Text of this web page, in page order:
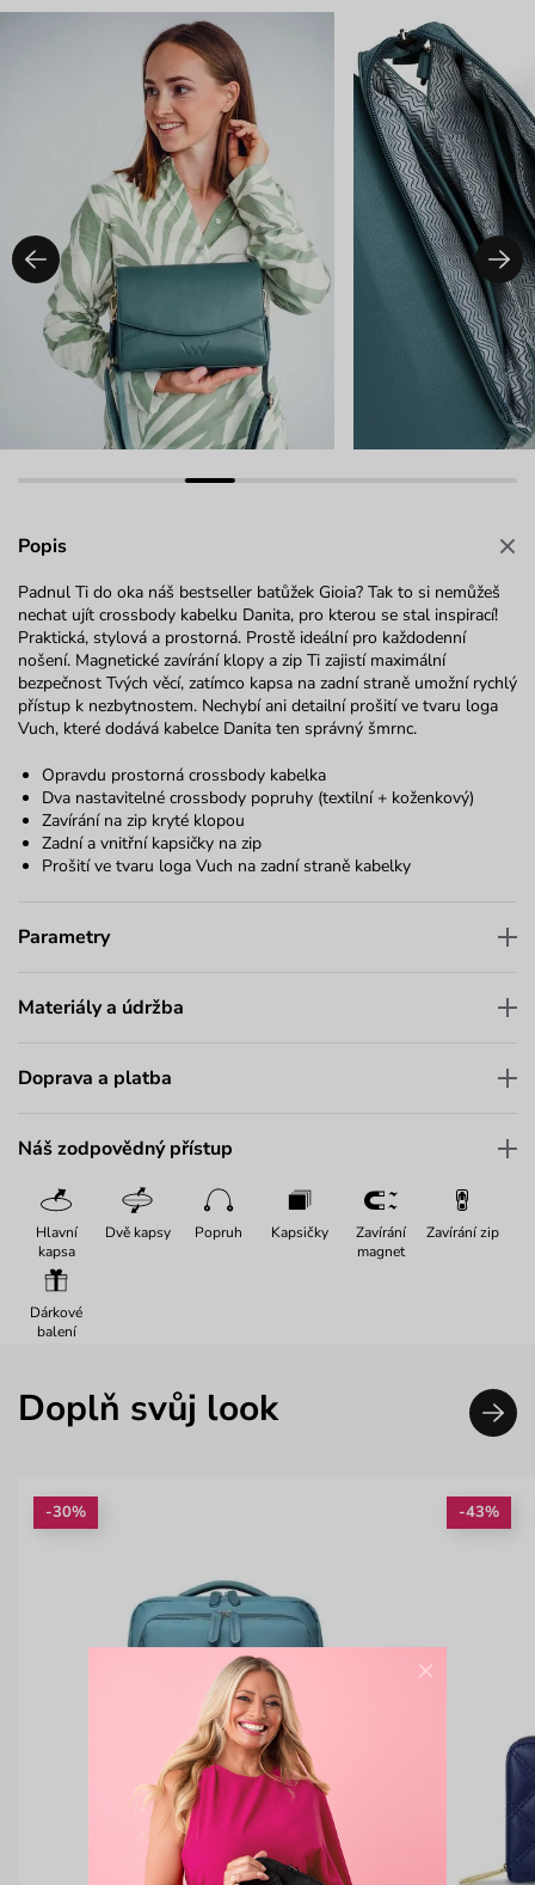
Popis
Padnul Ti do oka náš bestseller batůžek Gioia? Tak to si nemůžeš
nechat ujít crossbody kabelku Danita, pro kterou se stal inspirací!
Praktická, stylová a prostorná. Prostě ideální pro každodenní
nošení. Magnetické zavírání klopy a zip Ti zajistí maximální
bezpečnost Tvých věcí, zatímco kapsa na zadní straně umožní rychlý
přístup k nezbytnostem. Nechybí ani detailní prošití ve tvaru loga
Vuch, které dodává kabelce Danita ten správný šmrnc.
Opravdu prostorná crossbody kabelka
Dva nastavitelné crossbody popruhy (textilní + koženkový)
Zavírání na zip kryté klopou
Zadní a vnitřní kapsičky na zip
Prošití ve tvaru loga Vuch na zadní straně kabelky
Parametry
Materiály a údržba
Doprava a platba
Náš zodpovědný přístup
Hlavní
kapsa
Dvě kapsy Popruh Kapsičky
Zavírání
magnet
Zavírání zip
Dárkové
balení
Doplň svůj look
-30% -43%
×